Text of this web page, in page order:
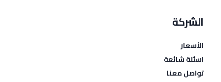
الشركة
الأسعار
اسئلة شائعة
تواصل معنا